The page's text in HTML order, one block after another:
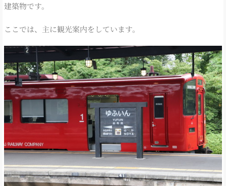
建築物です。
ここでは、主に観光案内をしています。